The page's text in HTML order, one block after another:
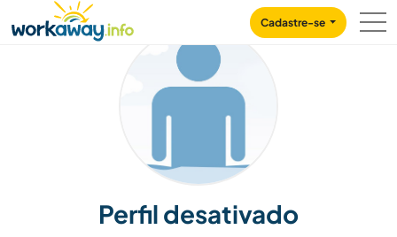
CONTENT
MAIN NAVIGATION
Cadastre-se
Perfil desativado